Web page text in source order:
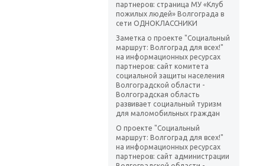
партнеров: страница МУ «Клуб
пожилых людей» Волгограда в
сети ОДНОКЛАССНИКИ
Заметка о проекте "Социальный
маршрут: Волгоград для всех!"
на информационных ресурсах
партнеров: сайт комитета
социальной защиты населения
Волгоградской области -
Волгоградская область
развивает социальный туризм
для маломобильных граждан
О проекте "Социальный
маршрут: Волгоград для всех!"
на информационных ресурсах
партнеров: сайт администрации